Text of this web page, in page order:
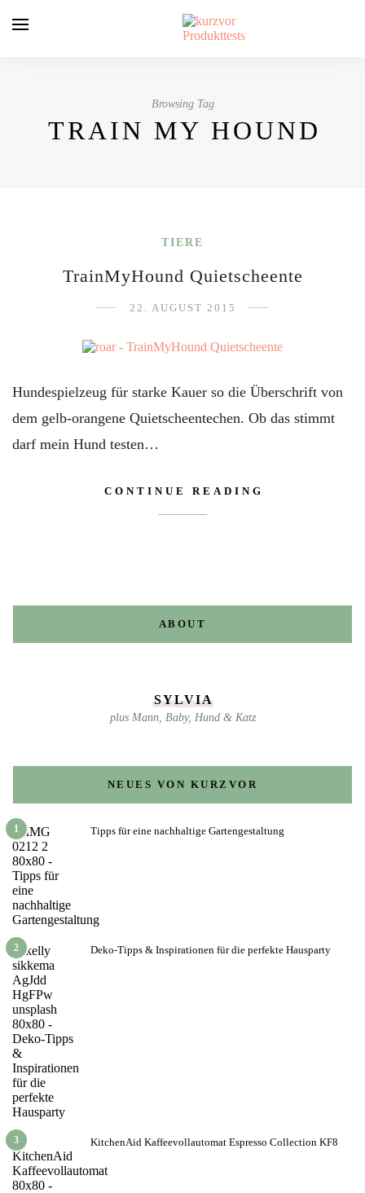
Browsing Tag
TRAIN MY HOUND
TIERE
TrainMyHound Quietscheente
22. AUGUST 2015
Hundespielzeug für starke Kauer so die Überschrift von
dem gelb-orangene Quietscheentechen. Ob das stimmt
darf mein Hund testen…
CONTINUE READING
ABOUT
SYLVIA
plus Mann, Baby, Hund & Katz
NEUES VON KURZVOR
1 Tipps für eine nachhaltige Gartengestaltung
2 Deko-Tipps & Inspirationen für die perfekte Hausparty
3 KitchenAid Kaffeevollautomat Espresso Collection KF8